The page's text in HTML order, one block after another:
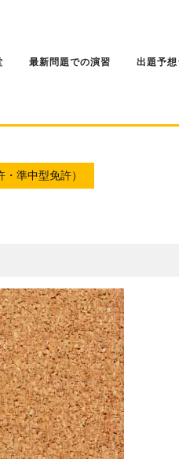
最新問題での演習 出題予
準中型免許）